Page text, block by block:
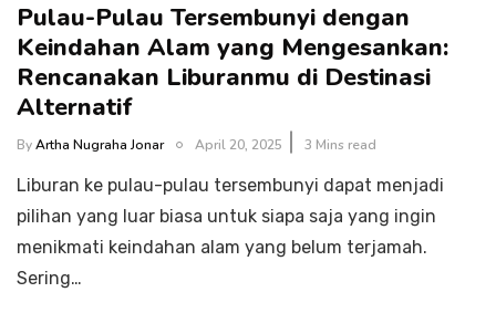
Pulau-Pulau Tersembunyi dengan
Keindahan Alam yang Mengesankan:
Rencanakan Liburanmu di Destinasi
Alternatif
ByArtha Nugraha Jonar April 20, 2025 3 Mins read
Liburan ke pulau-pulau tersembunyi dapat menjadi
pilihan yang luar biasa untuk siapa saja yang ingin
menikmati keindahan alam yang belum terjamah.
Sering…